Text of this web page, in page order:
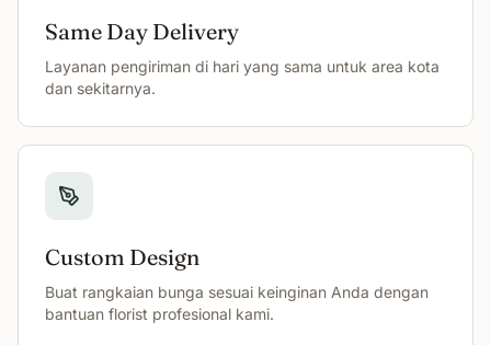
Same Day Delivery
Layanan pengiriman di hari yang sama untuk area kota
dan sekitarnya.
Custom Design
Buat rangkaian bunga sesuai keinginan Anda dengan
bantuan florist profesional kami.